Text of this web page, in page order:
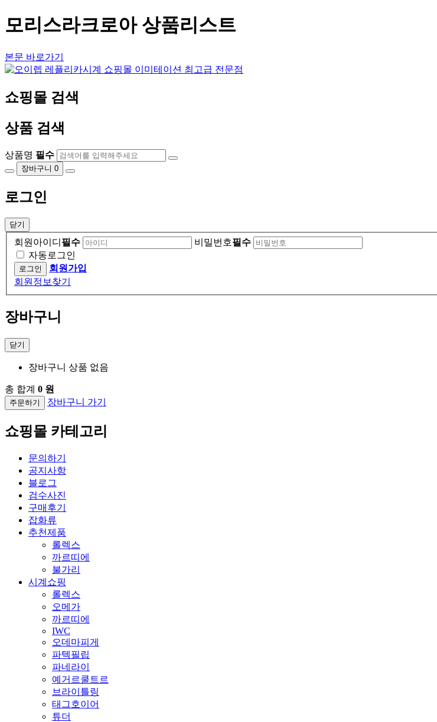
모리스라크로아 상품리스트
본문 바로가기
쇼핑몰 검색
상품 검색
상품명 필수
장바구니 0
로그인
닫기
회원아이디 필수 비밀번호필수
자동로그인
회원가입
회원정보찾기
장바구니
닫기
장바구니 상품 없음
총 합계 0 원
주문하기 장바구니 가기
쇼핑몰 카테고리
문의하기
공지사항
블로그
검수사진
구매후기
잡화류
추천제품
롤렉스
까르띠에
불가리
시계쇼핑
롤렉스
오메가
까르띠에
IWC
오데마피게
파텍필립
파네라이
예거르쿨트르
브라이틀링
태그호이어
튜더